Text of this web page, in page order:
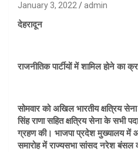
January 3, 2022 admin
देहरादून
राजनीतिक पार्टीयों में शामिल होने का
सोमवार को अखिल भारतीय क्षत्रिय
सिंह राणा सहित क्षत्रिय सेना के सभी
ग्रहण की। भाजपा प्रदेश मुख्यालय में
समारोह में राज्यसभा सांसद नरेश बंसल